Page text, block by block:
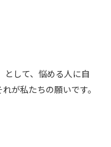
として、悩める人に自
が私たちの願いです。